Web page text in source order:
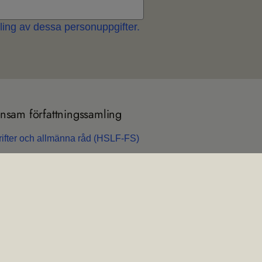
av dessa personuppgifter.
för­fatt­nings­sam­ling
och all­männa råd (HSLF-FS)